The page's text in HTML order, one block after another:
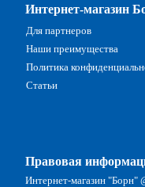
Интернет-магазин
Для партнеров
Наши преимущества
Политика
Статьи
Правовая
Интернет-магазин "Борн"